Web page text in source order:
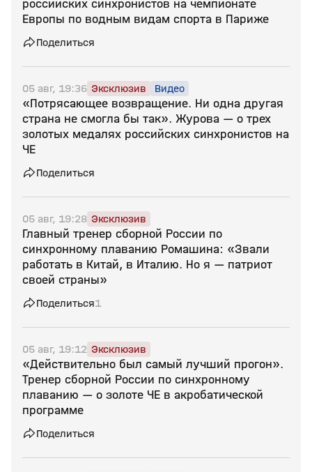
российских синхронистов на чемпионате
Европы по водным видам спорта в Париже
Поделиться
05 авг, 19:36 Эксклюзив Видео
«Потрясающее возвращение. Ни одна другая
страна не смогла бы так». Журова — о трех
золотых медалях российских синхронистов на
ЧЕ
Поделиться
05 авг, 19:28 Эксклюзив
Главный тренер сборной России по
синхронному плаванию Ромашина: «Звали
работать в Китай, в Италию. Но я — патриот
своей страны»
Поделиться1
05 авг, 19:12 Эксклюзив
«Действительно был самый лучший прогон».
Тренер сборной России по синхронному
плаванию — о золоте ЧЕ в акробатической
программе
Поделиться